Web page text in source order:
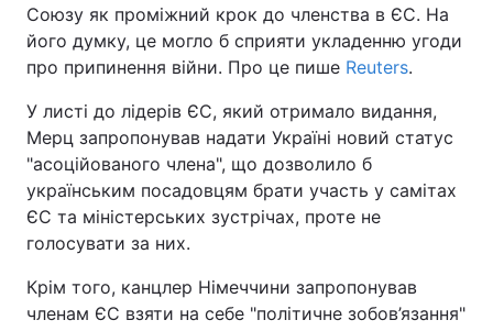
Союзу як проміжний крок до членства в ЄС. На
його думку, це могло б сприяти укладенню угоди
про припинення війни. Про це пише Reuters.
У листі до лідерів ЄС, який отримало видання,
Мерц запропонував надати Україні новий статус
"асоційованого члена", що дозволило б
українським посадовцям брати участь у самітах
ЄС та міністерських зустрічах, проте не
голосувати за них.
Крім того, канцлер Німеччини запропонував
членам ЄС взяти на себе "політичне зобов’язання"